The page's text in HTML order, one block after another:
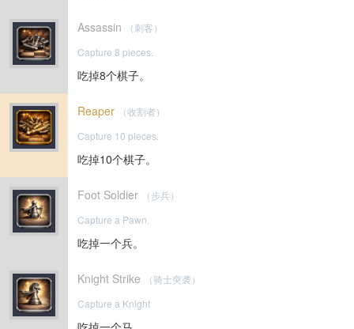
Assassin
（刺客）
Capture 8 pieces.
吃掉8个棋子。
Reaper
（收割者）
Capture 10 pieces.
吃掉10个棋子。
Foot Soldier
（步兵）
Capture a Pawn.
吃掉一个兵。
Knight Strike
（骑士突袭）
Capture a Knight